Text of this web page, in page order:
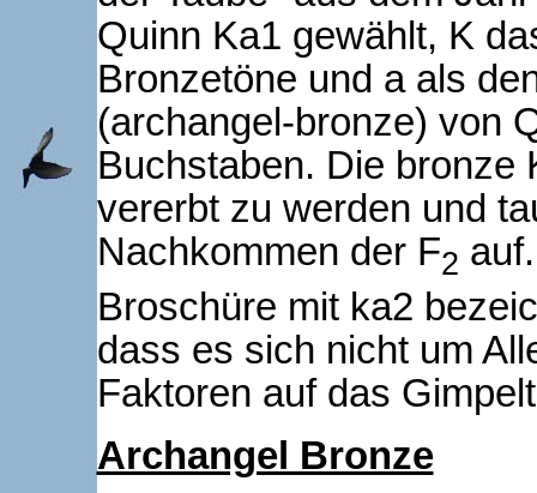
Quinn Ka1 gewählt, K
Bronzetöne und a als
(archangel-bronze) von
Buchstaben. Die bronze
vererbt zu werden und
Nachkommen der F2
Broschüre mit ka2
dass es sich nicht um
Faktoren auf das
Archangel Bronze